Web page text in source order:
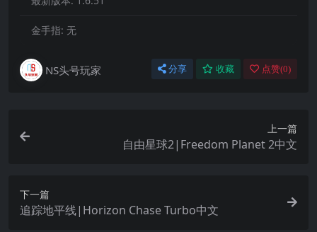
金手指: 无
NS头号玩家 分享 收藏 点赞(0)
上一篇
自由星球2|Freedom Planet 2中文
下一篇
追踪地平线|Horizon Chase Turbo中文